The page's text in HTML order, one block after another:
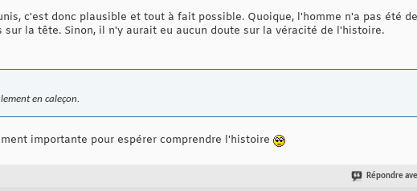
c'est donc plausible et tout à fait possible. Quoique, l'homme n'a pas été
sur la tête. Sinon, il n'y aurait eu aucun doute sur la véracité de l'histoire.
en caleçon.
importante pour espérer comprendre l'histoire
Répondre